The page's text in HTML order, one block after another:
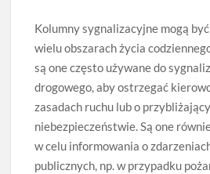
Kolumny sygnalizacyjne mogą
wielu obszarach życia
są one często używane do
drogowego, aby ostrzegać
zasadach ruchu lub o
niebezpieczeństwie. Są one
w celu informowania o
publicznych, np. w przypadku